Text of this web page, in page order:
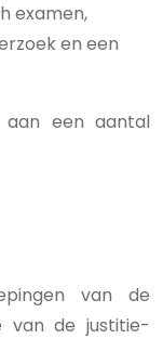
examen,
en een
een aantal
van de
van de justitie-